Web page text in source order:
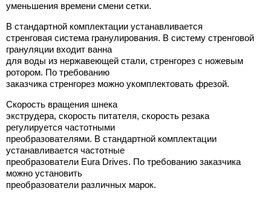
уменьшения времени смени сетки.
В стандартной комплектации устанавливается
стренговая система гранулирования. В систему стренговой
грануляции входит ванна
для воды из нержавеющей стали, стренгорез с ножевым
ротором. По требованию
заказчика стренгорез можно укомплектовать фрезой.
Скорость вращения шнека
экструдера, скорость питателя, скорость резака
регулируется частотными
преобразователями. В стандартной комплектации
устанавливается частотные
преобразователи Eura Drives. По требованию заказчика
можно установить
преобразователи различных марок.